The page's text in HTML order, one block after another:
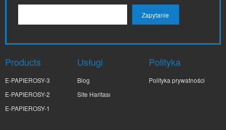
Products
E-PAPIEROSY-3
E-PAPIEROSY-2
E-PAPIEROSY-1
Usługi
Blog
Site Haritası
Polityka
Polityka prywatności